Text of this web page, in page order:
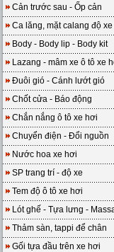
Cản trước sau - Ốp cản
Ca lăng, mặt calang độ
Body - Body lip - Body kit
Lazang - mâm xe ô tô xe
Đuôi gió - Cánh lướt gió
Chốt cửa - Báo động
Chắn nắng ô tô xe hơi
Chuyển điện - Đổi nguồn
Nước hoa xe hơi
SP trang trí - độ xe
Tem độ ô tô xe hơi
Lót ghế - Tựa lưng -
Thảm sàn, tappi để chân
Gối tựa đầu trên xe hơi